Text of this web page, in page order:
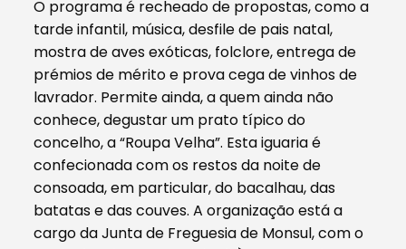
O programa é recheado de propostas, como a
tarde infantil, música, desfile de pais natal,
mostra de aves exóticas, folclore, entrega de
prémios de mérito e prova cega de vinhos de
lavrador. Permite ainda, a quem ainda não
conhece, degustar um prato típico do
concelho, a “Roupa Velha”. Esta iguaria é
confecionada com os restos da noite de
consoada, em particular, do bacalhau, das
batatas e das couves. A organização está a
cargo da Junta de Freguesia de Monsul, com o